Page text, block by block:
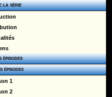
la série
épisodes
1
2